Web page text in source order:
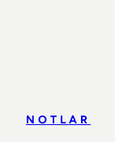
NOTLAR